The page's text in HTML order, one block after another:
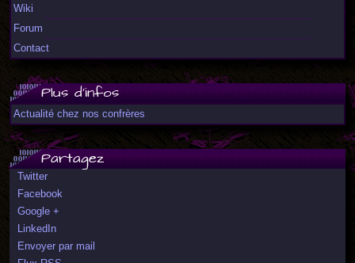
Wiki
Forum
Contact
Plus d'infos
Actualité chez nos confrères
Partagez
Twitter
Facebook
Google +
LinkedIn
Envoyer par mail